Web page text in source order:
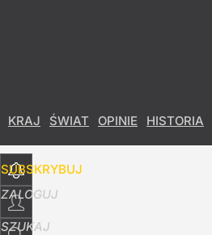
KRAJ ŚWIAT OPINIE HISTORIA
SUBSKRYBUJ
ZALOGUJ
SZUKAJ